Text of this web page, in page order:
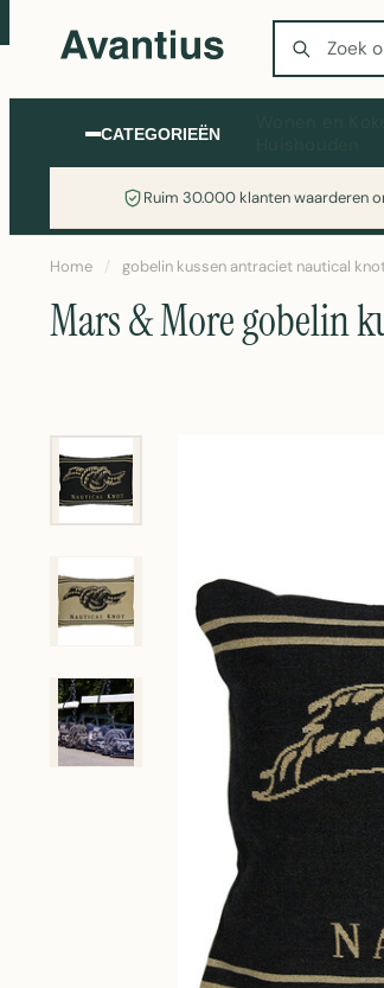
Zoeken
CATEGORIEËN
Ruim 30.000 klanten waarderen
Home / gobelin kussen antraciet nautical
Mars & More gobelin